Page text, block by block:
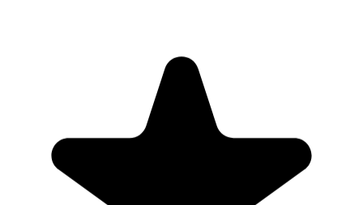
"Seriously, makes my tasks easier to share with the team, and the
free version is quite nice for our little office. Eventually, we will
expand, and this is definitely a great tool to do that! Syncs with my
Workspace and Calendar."